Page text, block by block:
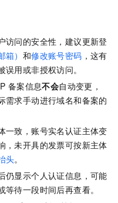
访问的安全性，建议更新登
） 和修改账号密码 ，这有
用或非授权访问。
备案信息不会自动变更，
需求手动进行域名和备案的
一致，账号实名认证主体变
，未开具的发票可按新主体
头。
仍显示个人认证信息，可能
待一段时间后再查看。